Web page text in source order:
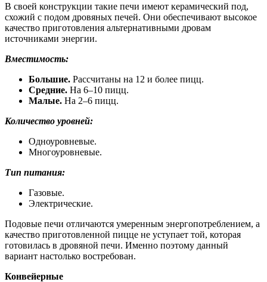
В своей конструкции такие печи имеют керамический под,
схожий с подом дровяных печей. Они обеспечивают высокое
качество приготовления альтернативными дровам
источниками энергии.
Вместимость:
Большие. Рассчитаны на 12 и более пицц.
Средние. На 6–10 пицц.
Малые. На 2–6 пицц.
Количество уровней:
Одноуровневые.
Многоуровневые.
Тип питания:
Газовые.
Электрические.
Подовые печи отличаются умеренным энергопотреблением, а
качество приготовленной пицце не уступает той, которая
готовилась в дровяной печи. Именно поэтому данный
вариант настолько востребован.
Конвейерные